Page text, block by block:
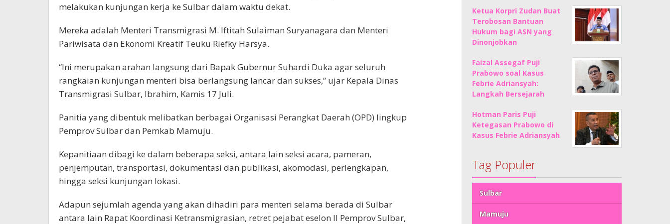
melakukan kunjungan kerja ke Sulbar dalam waktu dekat.
Mereka adalah Menteri Transmigrasi M. Iftitah Sulaiman Suryanagara dan Menteri
Pariwisata dan Ekonomi Kreatif Teuku Riefky Harsya.
“Ini merupakan arahan langsung dari Bapak Gubernur Suhardi Duka agar seluruh
rangkaian kunjungan menteri bisa berlangsung lancar dan sukses,” ujar Kepala Dinas
Transmigrasi Sulbar, Ibrahim, Kamis 17 Juli.
Panitia yang dibentuk melibatkan berbagai Organisasi Perangkat Daerah (OPD) lingkup
Pemprov Sulbar dan Pemkab Mamuju.
Kepanitiaan dibagi ke dalam beberapa seksi, antara lain seksi acara, pameran,
penjemputan, transportasi, dokumentasi dan publikasi, akomodasi, perlengkapan,
hingga seksi kunjungan lokasi.
Adapun sejumlah agenda yang akan dihadiri para menteri selama berada di Sulbar
antara lain Rapat Koordinasi Ketransmigrasian, retret pejabat eselon II Pemprov Sulbar,
Ketua Korpri Zudan Buat
Terobosan Bantuan
Hukum bagi ASN yang
Dinonjobkan
Faizal Assegaf Puji
Prabowo soal Kasus
Febrie Adriansyah:
Langkah Bersejarah
Hotman Paris Puji
Ketegasan Prabowo di
Kasus Febrie Adriansyah
Tag Populer
Sulbar
Mamuju